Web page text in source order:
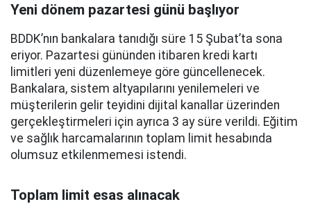
Yeni dönem pazartesi günü başlıyor
BDDK’nın bankalara tanıdığı süre 15 Şubat’ta sona
eriyor. Pazartesi gününden itibaren kredi kartı
limitleri yeni düzenlemeye göre güncellenecek.
Bankalara, sistem altyapılarını yenilemeleri ve
müşterilerin gelir teyidini dijital kanallar üzerinden
gerçekleştirmeleri için ayrıca 3 ay süre verildi. Eğitim
ve sağlık harcamalarının toplam limit hesabında
olumsuz etkilenmemesi istendi.
Toplam limit esas alınacak